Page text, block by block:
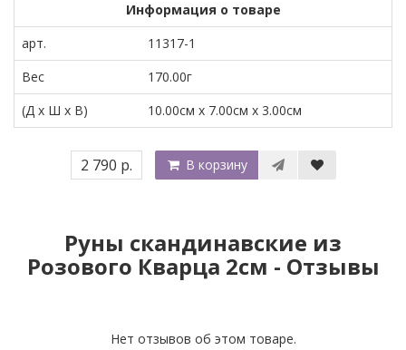
Информация о товаре
арт.
11317-1
Вес
170.00г
(Д x Ш x В)
10.00см x 7.00см x 3.00см
2 790 р. В корзину
Руны скандинавские из
Розового Кварца 2см - Отзывы
Нет отзывов об этом товаре.